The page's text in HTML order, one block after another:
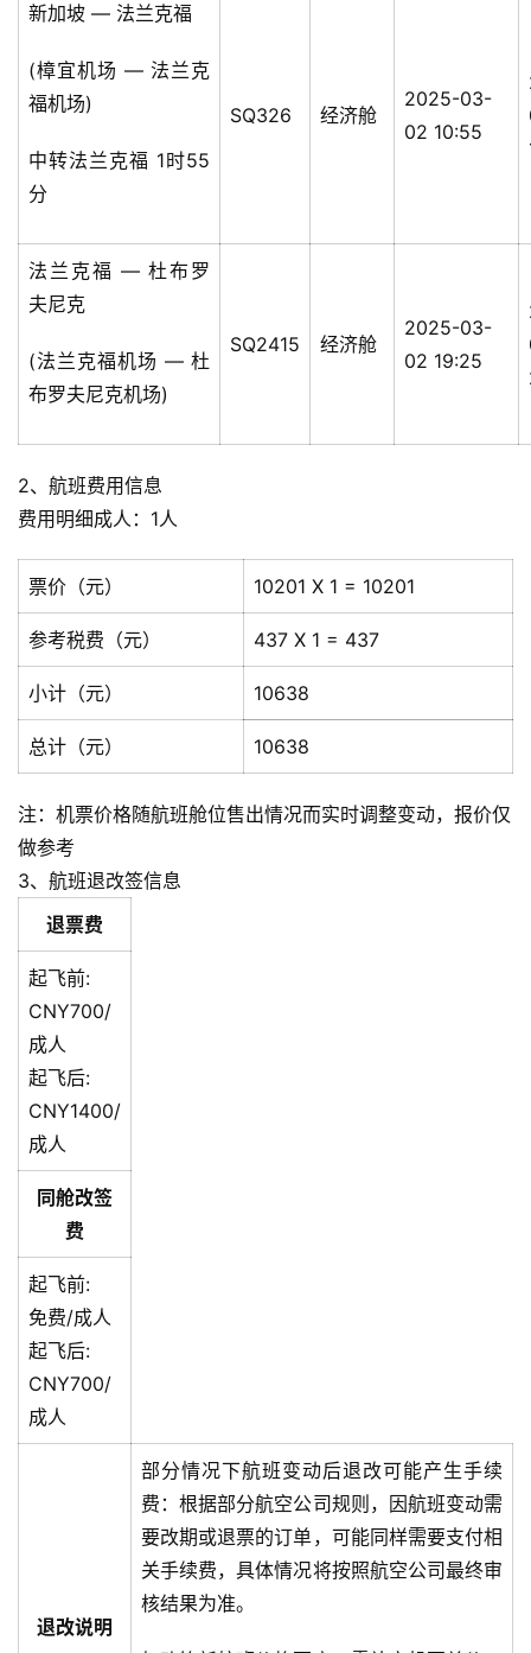
新加坡 — 法兰克福
(樟宜机场 — 法兰克
福机场)
中转法兰克福 1时55
分
SQ326 经济舱
2025-03-
02 10:55
法兰克福 — 杜布罗
夫尼克
(法兰克福机场 — 杜
布罗夫尼克机场)
SQ2415 经济舱
2025-03-
02 19:25
2、航班费用信息
费用明细成人：1人
票价（元） 10201 X 1 = 10201
参考税费（元） 437 X 1 = 437
小计（元） 10638
总计（元） 10638
注：机票价格随航班舱位售出情况而实时调整变动，报价仅
做参考
3、航班退改签信息
退票费
起飞前:
CNY700/
成人
起飞后:
CNY1400/
成人
同舱改签
费
起飞前:
免费/成人
起飞后:
CNY700/
成人
退改说明
部分情况下航班变动后退改可能产生手续
费：根据部分航空公司规则，因航班变动需
要改期或退票的订单，可能同样需要支付相
关手续费，具体情况将按照航空公司最终审
核结果为准。